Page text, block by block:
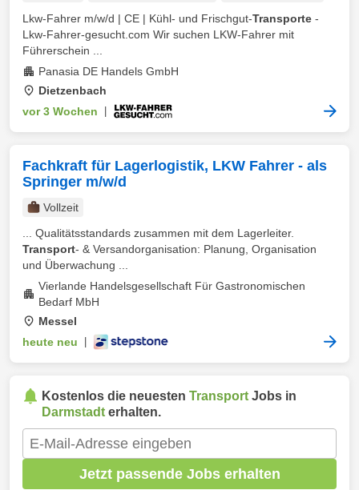
Lkw-Fahrer m/w/d | CE | Kühl- und Frischgut-Transporte -
Lkw-Fahrer-gesucht.com Wir suchen LKW-Fahrer mit
Führerschein ...
Panasia DE Handels GmbH
Dietzenbach
vor 3 Wochen
Fachkraft für Lagerlogistik, LKW Fahrer - als
Springer m/w/d
Vollzeit
... Qualitätsstandards zusammen mit dem Lagerleiter.
Transport- & Versandorganisation: Planung, Organisation
und Überwachung ...
Vierlande Handelsgesellschaft Für Gastronomischen
Bedarf MbH
Messel
heute neu
Kostenlos die neuesten Transport Jobs in
Darmstadt erhalten.
Jetzt passende Jobs erhalten